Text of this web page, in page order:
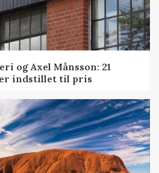
og Axel Månsson: 21
indstillet til pris